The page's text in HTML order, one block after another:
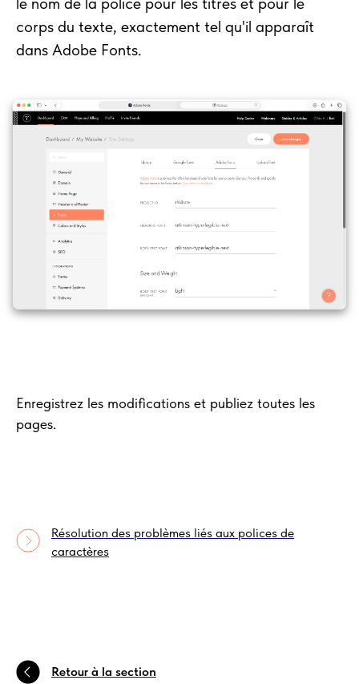
corps du texte, exactement tel qu'il apparaît
dans Adobe Fonts.
Enregistrez les modifications et publiez toutes les
pages.
Résolution des problèmes liés aux polices de
caractères
Retour à la section